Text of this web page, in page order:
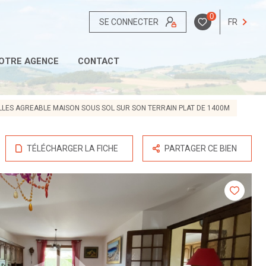
SE CONNECTER
0
FR
AGENCE CONTACT
AGREABLE MAISON SOUS SOL SUR SON TERRAIN PLAT DE 1400M
TÉLÉCHARGER LA FICHE PARTAGER CE BIEN